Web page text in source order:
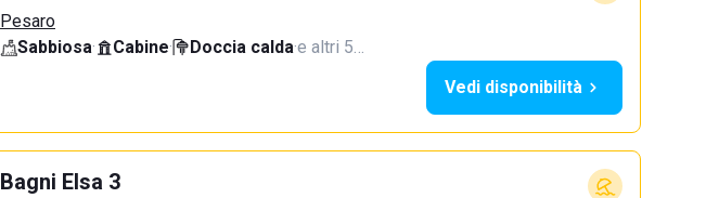
Pesaro
Sabbiosa· Cabine· Doccia calda·e altri 5…
Vedi disponibilità
Bagni Elsa 3